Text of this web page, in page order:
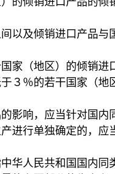
及倾销进口产品与
（地区）的倾销进
３％的若干国家（
响，应当针对国内
进行单独确定的，应
人民共和国国内同